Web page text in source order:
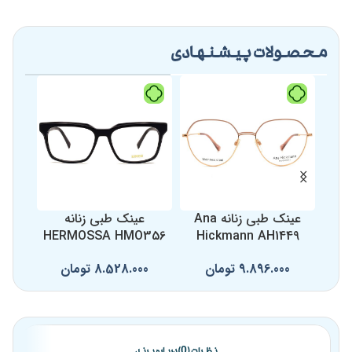
محصولات پیشنهادی
عینک طبی زنانه Ana
Hickmann AH1449
9.896.000 تومان
عینک طبی زنانه
HERMOSSA HMO356
8.528.000 تومان